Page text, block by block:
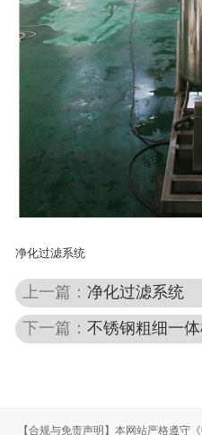
净化过滤系统
上一篇：净化过滤系统
下一篇：不锈钢粗细一
【合规与免责声明】本网站严格遵守